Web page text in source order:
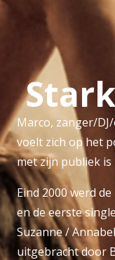
Marco, zanger/
voelt zich op het
met zijn publiek
Eind 2000 werd
en de eerste
Suzanne /
uitgebracht door